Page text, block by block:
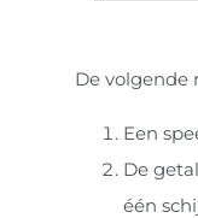
De volgende
Een
De
één